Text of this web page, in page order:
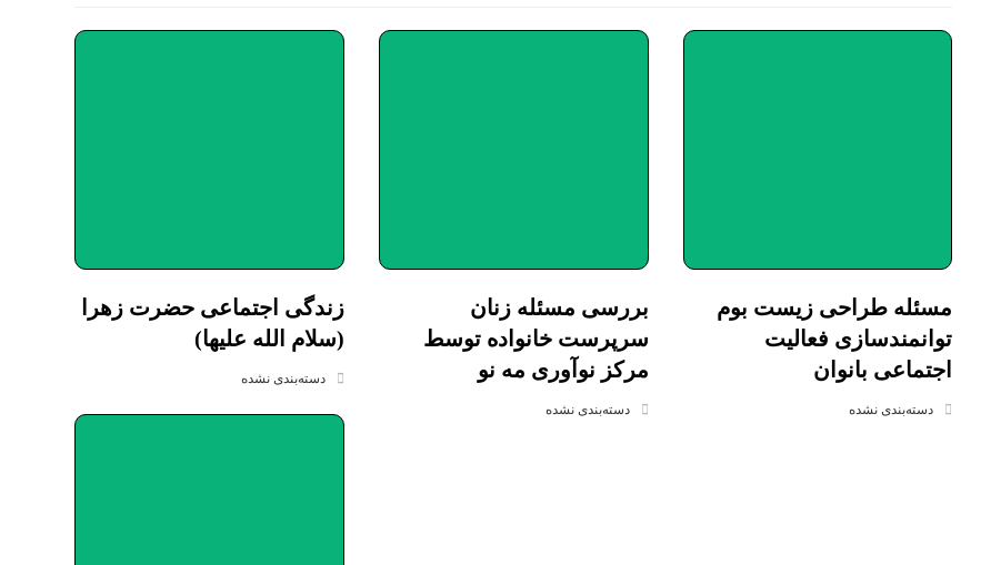
مسئله طراحی زیست بوم
توانمندسازی فعالیت
اجتماعی بانوان
دسته‌بندی نشده
بررسی مسئله زنان
سرپرست خانواده توسط
مرکز نوآوری مه نو
دسته‌بندی نشده
زندگی اجتماعی حضرت زهرا
(سلام الله علیها)
دسته‌بندی نشده